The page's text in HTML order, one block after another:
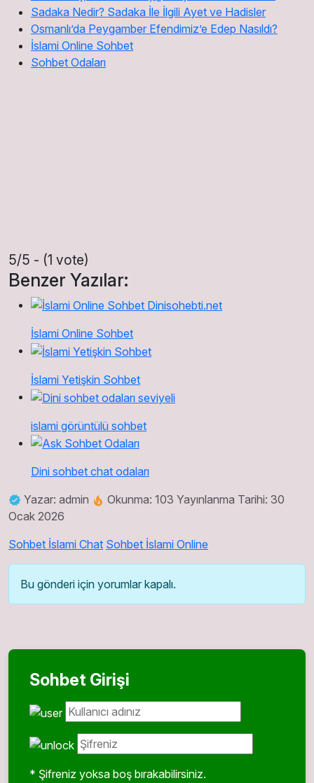
Sadaka Nedir? Sadaka İle İlgili Ayet ve Hadisler
Osmanlı’da Peygamber Efendimiz’e Edep Nasıldı?
İslami Online Sohbet
Sohbet Odaları
5/5 - (1 vote)
Benzer Yazılar:
İslami Online Sohbet
İslami Yetişkin Sohbet
islami görüntülü sohbet
Dini sohbet chat odaları
Yazar: admin
Okunma: 103 Yayınlanma Tarihi: 30
Ocak 2026
Sohbet İslami Chat Sohbet İslami Online
Bu gönderi için yorumlar kapalı.
Sohbet Girişi
* Şifreniz yoksa boş bırakabilirsiniz.